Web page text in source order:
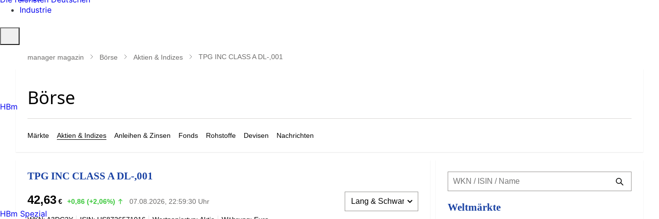
Industrie
öffnen
manager magazin Börse Aktien & Indizes TPG INC CLASS A DL-,001
Märkte Aktien & Indizes Anleihen & Zinsen Fonds Rohstoffe Devisen Nachrichten
TPG INC CLASS A DL-,001
42,63 € +0,86 (+2,06%) 07.08.2026, 22:59:30 Uhr
Weltmärkte
HBm
HBm Spezial